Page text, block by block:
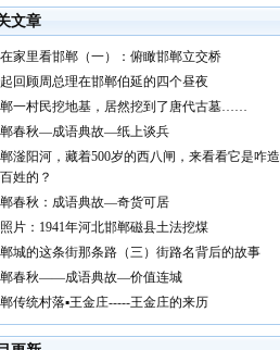
文章
家里看邯郸（一）：俯瞰邯郸立交桥
回顾周总理在邯郸伯延的四个昼夜
一村民挖地基，居然挖到了唐代古墓……
春秋—成语典故—纸上谈兵
滏阳河，藏着500岁的西八闸，来看看它是咋造
姓的？
春秋：成语典故—奇货可居
片：1941年河北邯郸磁县土法挖煤
城的这条街那条路（三）街路名背后的故事
春秋——成语典故—价值连城
传统村落▪王金庄-----王金庄的来历